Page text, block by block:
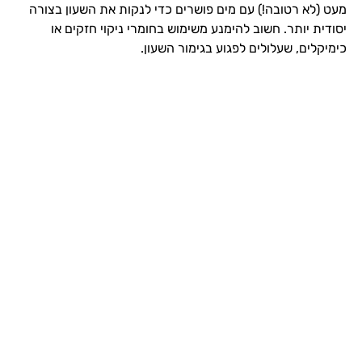
מעט (לא רטובה!) עם מים פושרים כדי לנקות את השעון בצורה
יסודית יותר. חשוב להימנע משימוש בחומרי ניקוי חזקים או
כימיקלים, שעלולים לפגוע בגימור השעון.